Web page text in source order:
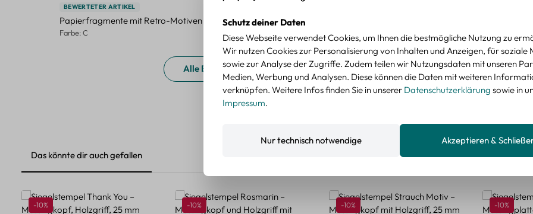
BEWERTETER ARTIKEL
Papierfragmente mit Retro-Motiven – 40-teiliges Set für kreative Projekte
Farbe: C
Alle Bewertungen anzeigen
Das könnte dir auch gefallen
Produktgalerie überspringen
Rabatt
-10%
Rabatt
-10%
Rabatt
-10%
Rabatt
-10%
Schutz deiner Daten
Diese Webseite verwendet Cookies, um Ihnen die bestmögliche Nutzung zu
Wir nutzen Cookies zur Personalisierung von Inhalten und Anzeigen, für soziale
sowie zur Analyse der Zugriffe. Zudem teilen wir Nutzungsdaten mit unseren
Medien, Werbung und Analysen. Diese können die Daten mit weiteren
verknüpfen. Weitere Infos finden Sie in unserer Datenschutzerklärung sowie in
Impressum.
Nur technisch notwendige Akzeptieren &